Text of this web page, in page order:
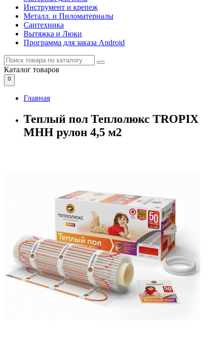
Инструмент и крепеж
Металл. и Пиломатериалы
Сантехника
Вытяжка и Люки
Программа для заказа Android
Каталог товаров
0
Главная
Теплый пол Теплолюкс TROPIX
МНН рулон 4,5 м2